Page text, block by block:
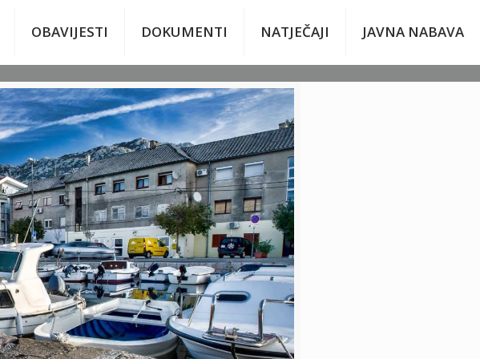
OBAVIJESTI DOKUMENTI NATJEČAJI JAVNA NABAVA